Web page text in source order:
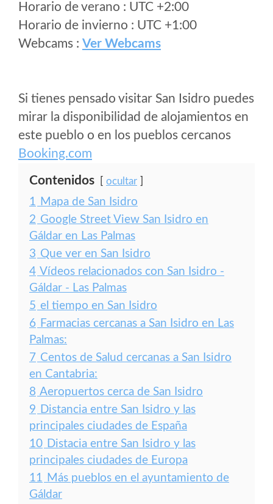
Horario de verano : UTC +2:00
Horario de invierno : UTC +1:00
Webcams : Ver Webcams
Si tienes pensado visitar San Isidro puedes
mirar la disponibilidad de alojamientos en
este pueblo o en los pueblos cercanos
Booking.com
Contenidos ocultar
1 Mapa de San Isidro
2 Google Street View San Isidro en
Gáldar en Las Palmas
3 Que ver en San Isidro
4 Vídeos relacionados con San Isidro -
Gáldar - Las Palmas
5 el tiempo en San Isidro
6 Farmacias cercanas a San Isidro en Las
Palmas:
7 Centos de Salud cercanas a San Isidro
en Cantabria:
8 Aeropuertos cerca de San Isidro
9 Distancia entre San Isidro y las
principales ciudades de España
10 Distacia entre San Isidro y las
principales ciudades de Europa
11 Más pueblos en el ayuntamiento de
Gáldar